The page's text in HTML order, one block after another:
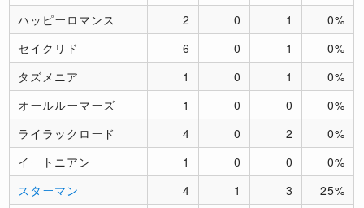
ハッピーロマンス
2 0 1
0%
セイクリド
6 0 1
0%
タズメニア
1 0 1
0%
オールルーマーズ
1 0 0
0%
ライラックロード
4 0 2
0%
イートニアン
1 0 0
0%
スターマン
4 1 3
25%